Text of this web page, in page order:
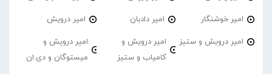
امیر خوشنگار امیر دادبان امیر درویش
امیر درویش و ستیز
امیر درویش و
کامیاب و ستیز
امیر درویش و
میستوگان و دی.ان